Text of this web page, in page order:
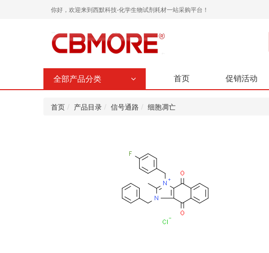
你好，欢迎来到西默科技-化学生物试剂耗材一站采购平台！
全部产品分类 首页 促销活动
首页 产品目录 信号通路 细胞凋亡